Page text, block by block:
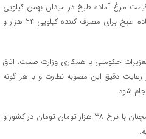
۱۷ هزار و ۱۰۰ تومان، قیمت مرغ آماده طبخ در میدان بهمن کیلویی
۲۳ هزار و ۳۰۰ تومان و قیمت مرغ آماده طبخ برای مصرف کننده کیلویی ۲۴ هزار و
حکومتی با همکاری وزارت صمت، اتاق
دقیق این مصوبه نظارت و با هر گونه
شود.
اما در روزهای اخیر شاهد عرضه مرغ همچنان با نرخ ۳۸ هزار تومان تومان در کشور و